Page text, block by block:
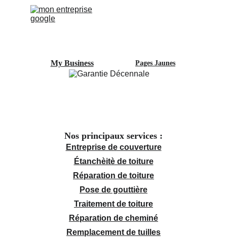
Pages Jaunes
My Business
Nos principaux services :
Entreprise de couverture
Étanchèitè de toiture
Réparation de toiture
Pose de gouttière
Traitement de toiture
Réparation de cheminé
Remplacement de tuilles